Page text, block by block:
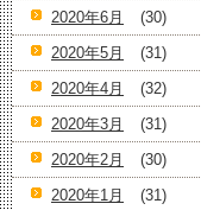
2020年6月
(30)
2020年5月
(31)
2020年4月
(32)
2020年3月
(31)
2020年2月
(30)
2020年1月
(31)